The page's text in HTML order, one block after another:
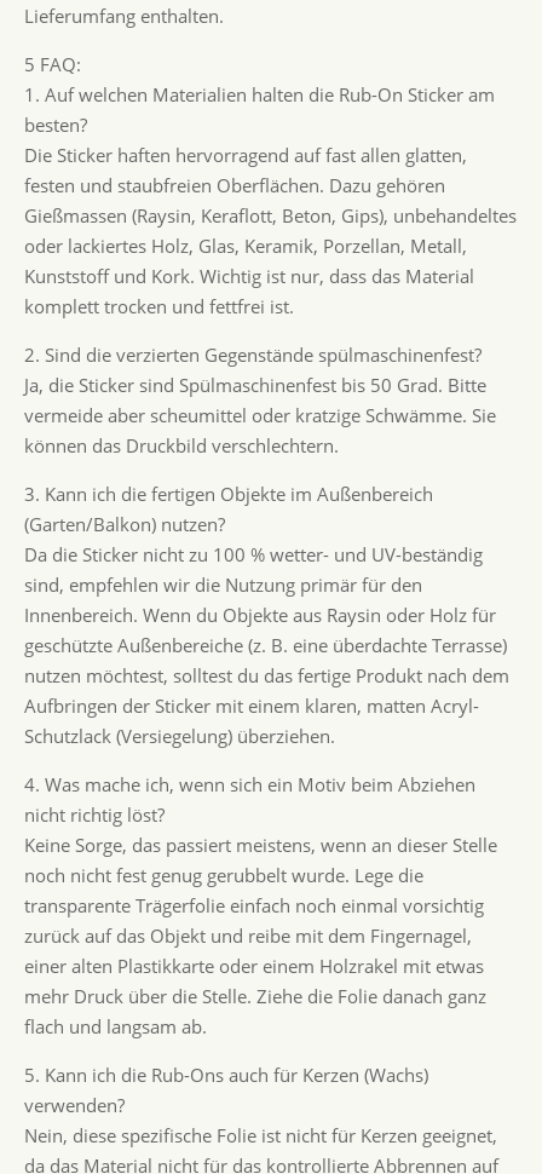
Lieferumfang enthalten.
5 FAQ:
1. Auf welchen Materialien halten die Rub-On Sticker am
besten?
Die Sticker haften hervorragend auf fast allen glatten,
festen und staubfreien Oberflächen. Dazu gehören
Gießmassen (Raysin, Keraflott, Beton, Gips), unbehandeltes
oder lackiertes Holz, Glas, Keramik, Porzellan, Metall,
Kunststoff und Kork. Wichtig ist nur, dass das Material
komplett trocken und fettfrei ist.
2. Sind die verzierten Gegenstände spülmaschinenfest?
Ja, die Sticker sind Spülmaschinenfest bis 50 Grad. Bitte
vermeide aber scheumittel oder kratzige Schwämme. Sie
können das Druckbild verschlechtern.
3. Kann ich die fertigen Objekte im Außenbereich
(Garten/Balkon) nutzen?
Da die Sticker nicht zu 100 % wetter- und UV-beständig
sind, empfehlen wir die Nutzung primär für den
Innenbereich. Wenn du Objekte aus Raysin oder Holz für
geschützte Außenbereiche (z. B. eine überdachte Terrasse)
nutzen möchtest, solltest du das fertige Produkt nach dem
Aufbringen der Sticker mit einem klaren, matten Acryl-
Schutzlack (Versiegelung) überziehen.
4. Was mache ich, wenn sich ein Motiv beim Abziehen
nicht richtig löst?
Keine Sorge, das passiert meistens, wenn an dieser Stelle
noch nicht fest genug gerubbelt wurde. Lege die
transparente Trägerfolie einfach noch einmal vorsichtig
zurück auf das Objekt und reibe mit dem Fingernagel,
einer alten Plastikkarte oder einem Holzrakel mit etwas
mehr Druck über die Stelle. Ziehe die Folie danach ganz
flach und langsam ab.
5. Kann ich die Rub-Ons auch für Kerzen (Wachs)
verwenden?
Nein, diese spezifische Folie ist nicht für Kerzen geeignet,
da das Material nicht für das kontrollierte Abbrennen auf